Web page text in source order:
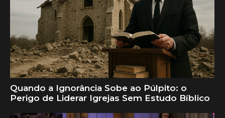
Quando a Ignorância Sobe ao Púlpito: o
Perigo de Liderar Igrejas Sem Estudo Bíblico